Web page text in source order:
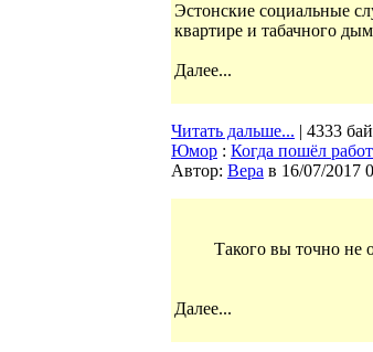
Эстонские социальные
квартире и табачного
Далее...
Читать дальше... | 4333
Юмор : Когда пошёл
Автор: Bepa в 16/07/2017
Такого вы точно не
Далее...